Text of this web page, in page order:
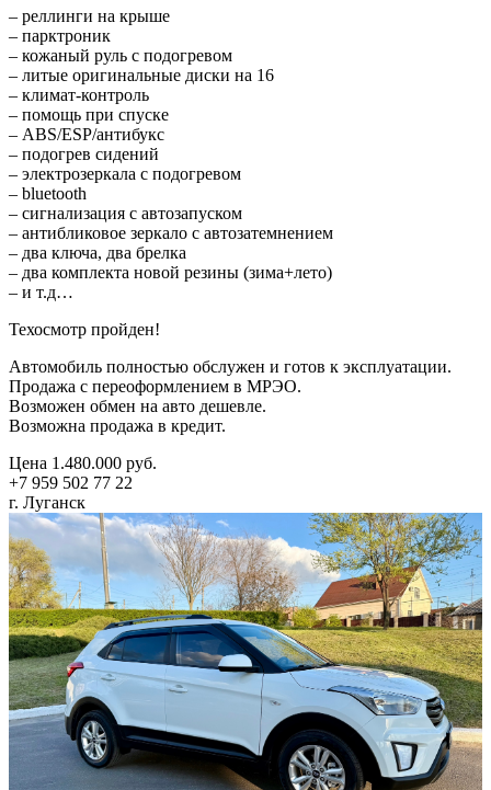
– реллинги на крыше
– парктроник
– кожаный руль с подогревом
– литые оригинальные диски на 16
– климат-контроль
– помощь при спуске
– ABS/ESP/антибукс
– подогрев сидений
– электрозеркала с подогревом
– bluetooth
– сигнализация с автозапуском
– антибликовое зеркало с автозатемнением
– два ключа, два брелка
– два комплекта новой резины (зима+лето)
– и т.д…
Техосмотр пройден!
Автомобиль полностью обслужен и готов к эксплуатации.
Продажа с переоформлением в МРЭО.
Возможен обмен на авто дешевле.
Возможна продажа в кредит.
Цена 1.480.000 руб.
+7 959 502 77 22
г. Луганск